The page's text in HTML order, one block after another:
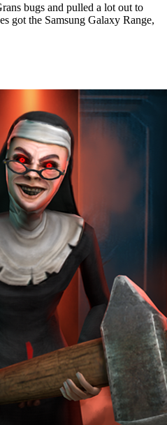
bugs and pulled a lot out to
got the Samsung Galaxy Range,